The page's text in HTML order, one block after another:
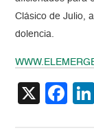
Clásico de Julio,
dolencia.
X